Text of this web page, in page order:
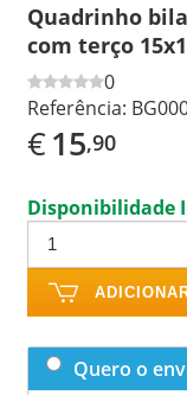
Quadrinho
com terço
0
Referência:
€15,90
Disponibilidade
Quero o